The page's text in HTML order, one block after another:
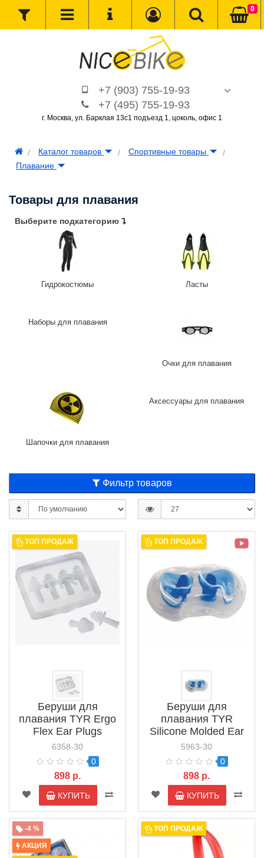
+7 (903) 755-19-93
+7 (495) 755-19-93
г. Москва, ул. Барклая 13с1 подъезд 1, цоколь, офис 1
0
Каталог товаров
Спортивные товары
Плавание
Товары для плавания
Выберите подкатегорию
Гидрокостюмы Ласты
Наборы для плавания
Очки для плавания
Шапочки для плавания
Аксессуары для плавания
Фильтр товаров
ТОП ПРОДАЖ
Беруши для
плавания TYR Ergo
Flex Ear Plugs
(LERFL4PK)
6358-30
0
898 р.
КУПИТЬ
ТОП ПРОДАЖ
Беруши для
плавания TYR
Silicone Molded Ear
Plugs (LEARS)
5963-30
0
898 р.
КУПИТЬ
-4 %
АКЦИЯ
ТОП ПРОДАЖ